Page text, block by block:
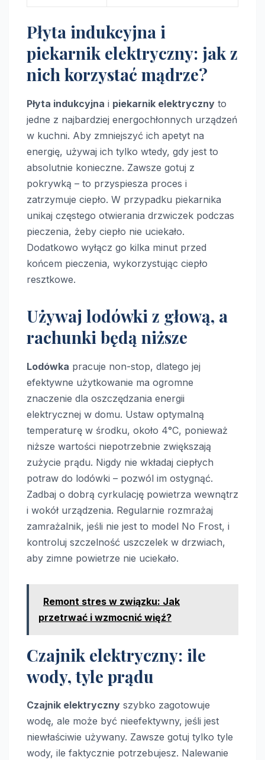
Płyta indukcyjna i
piekarnik elektryczny: jak z
nich korzystać mądrze?
Płyta indukcyjna i piekarnik elektryczny to
jedne z najbardziej energochłonnych urządzeń
w kuchni. Aby zmniejszyć ich apetyt na
energię, używaj ich tylko wtedy, gdy jest to
absolutnie konieczne. Zawsze gotuj z
pokrywką – to przyspiesza proces i
zatrzymuje ciepło. W przypadku piekarnika
unikaj częstego otwierania drzwiczek podczas
pieczenia, żeby ciepło nie uciekało.
Dodatkowo wyłącz go kilka minut przed
końcem pieczenia, wykorzystując ciepło
resztkowe.
Używaj lodówki z głową, a
rachunki będą niższe
Lodówka pracuje non-stop, dlatego jej
efektywne użytkowanie ma ogromne
znaczenie dla oszczędzania energii
elektrycznej w domu. Ustaw optymalną
temperaturę w środku, około 4°C, ponieważ
niższe wartości niepotrzebnie zwiększają
zużycie prądu. Nigdy nie wkładaj ciepłych
potraw do lodówki – pozwól im ostygnąć.
Zadbaj o dobrą cyrkulację powietrza wewnątrz
i wokół urządzenia. Regularnie rozmrażaj
zamrażalnik, jeśli nie jest to model No Frost, i
kontroluj szczelność uszczelek w drzwiach,
aby zimne powietrze nie uciekało.
Remont stres w związku: Jak
przetrwać i wzmocnić więź?
Czajnik elektryczny: ile
wody, tyle prądu
Czajnik elektryczny szybko zagotowuje
wodę, ale może być nieefektywny, jeśli jest
niewłaściwie używany. Zawsze gotuj tylko tyle
wody, ile faktycznie potrzebujesz. Nalewanie